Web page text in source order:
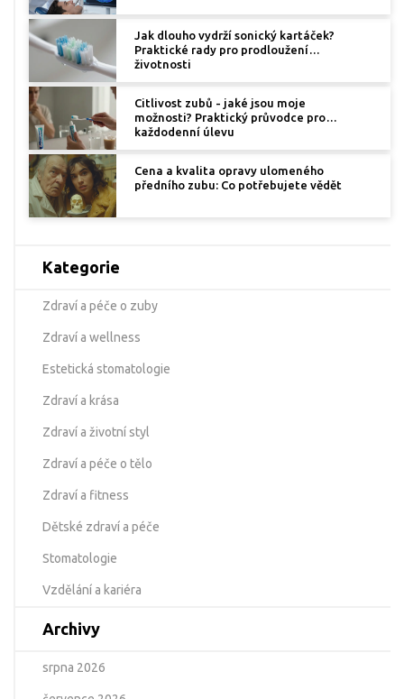
Jak dlouho vydrží sonický kartáček?
Praktické rady pro prodloužení
životnosti
Citlivost zubů - jaké jsou moje
možnosti? Praktický průvodce pro
každodenní úlevu
Cena a kvalita opravy ulomeného
předního zubu: Co potřebujete vědět
Kategorie
Zdraví a péče o zuby
Zdraví a wellness
Estetická stomatologie
Zdraví a krása
Zdraví a životní styl
Zdraví a péče o tělo
Zdraví a fitness
Dětské zdraví a péče
Stomatologie
Vzdělání a kariéra
Archivy
srpna 2026